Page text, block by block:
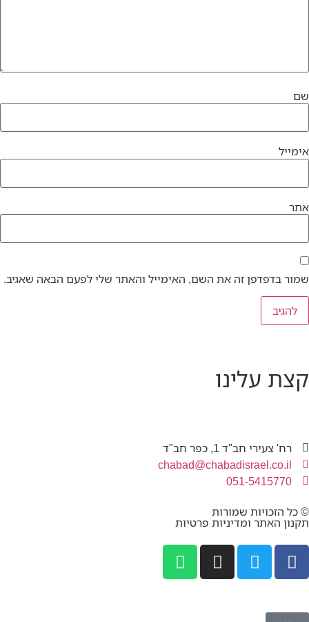
שם
אימייל
אתר
שמור בדפדפן זה את השם, האימייל והאתר שלי לפעם הבאה שאגיב.
קצת עלינו
רח' צעירי חב"ד 1, כפר חב"ד
chabad@chabadisrael.co.il
051-5415770
© כל הזכויות שמורות
תקנון האתר ומדיניות פרטיות